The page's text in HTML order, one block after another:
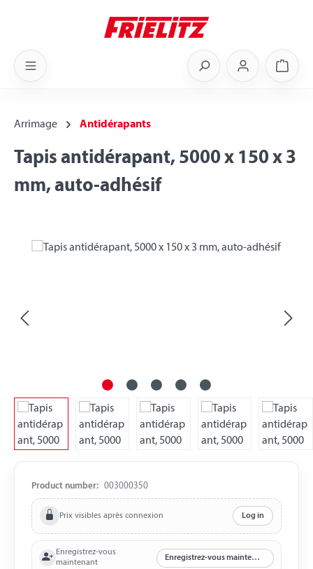
Arrimage Antidérapants
Tapis antidérapant, 5000 x 150 x 3
mm, auto-adhésif
Skip image gallery
Product number: 003000350
Prix visibles après connexion Log in
Enregistrez-vous
maintenant
Enregistrez-vous maintenant